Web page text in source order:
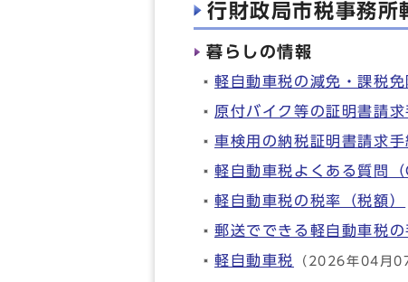
行財政局市税事務所
暮らしの情報
軽自動車税の減免・課税
原付バイク等の証明書請求
車検用の納税証明書請求手
軽自動車税よくある質問（
軽自動車税の税率（税額）
郵送でできる軽自動車税
軽自動車税 （2026年04月